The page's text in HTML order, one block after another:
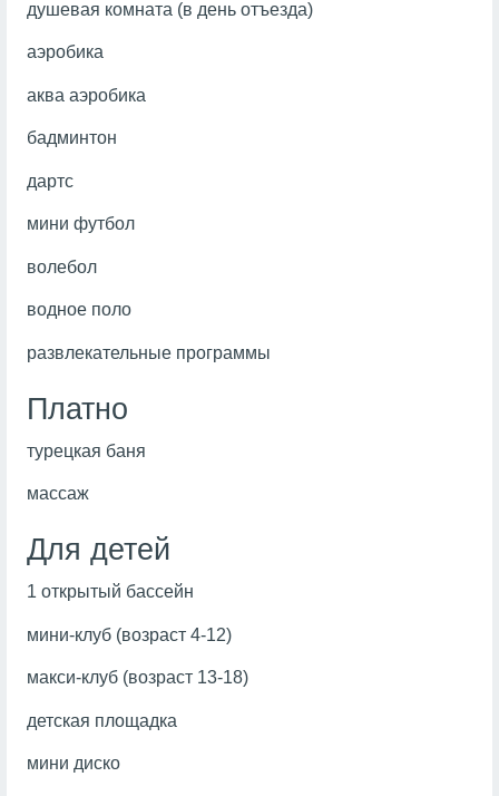
душевая комната (в день отъезда)
аэробика
аква аэробика
бадминтон
дартс
мини футбол
волебол
водное поло
развлекательные программы
Платно
турецкая баня
массаж
Для детей
1 открытый бассейн
мини-клуб (возраст 4-12)
макси-клуб (возраст 13-18)
детская площадка
мини диско